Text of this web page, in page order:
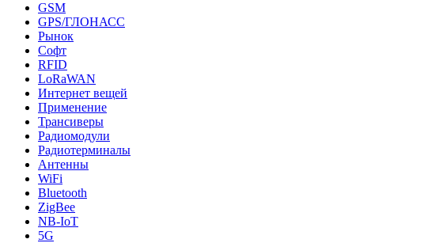
GSM
GPS/ГЛОНАСС
Рынок
Софт
RFID
LoRaWAN
Интернет вещей
Применение
Трансиверы
Радиомодули
Радиотерминалы
Антенны
WiFi
Bluetooth
ZigBee
NB-IoT
5G